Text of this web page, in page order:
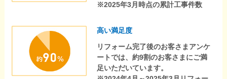
※2025年3月時点の累計工事件数
高い満足度
リフォーム完了後のお客さまアンケ
ートでは、約9割のお客さまにご満
足いただいています。